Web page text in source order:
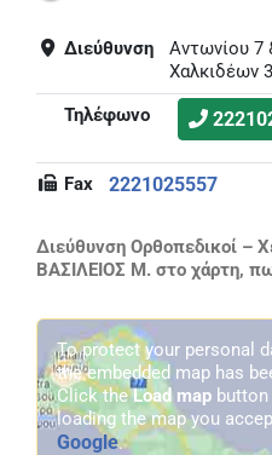
Διεύθυνση
Αντωνίου 7
Χαλκιδέων
Τηλέφωνο
Fax 2221025557
Διεύθυνση Ορθοπεδικοί –
ΒΑΣΙΛΕΙΟΣ Μ. στο χάρτη,
To protect your personal
the embedded map has
Click theLoad map
loading the map you
Google.